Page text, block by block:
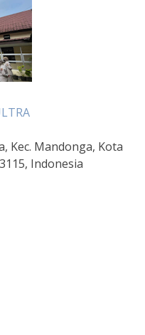
Kec. Mandonga, Kota
Indonesia